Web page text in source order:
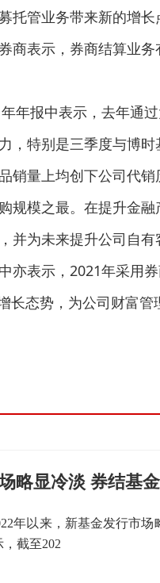
托管业务带来新的增
商表示，券商结算业
年报中表示，去年通
，特别是三季度与博
销量上均创下公司代
规模之最。在提升金
并为未来提升公司自有
亦表示，2021年采用
长态势，为公司财富
略显冷淡 券结基
年以来，新基金发行市
截至202